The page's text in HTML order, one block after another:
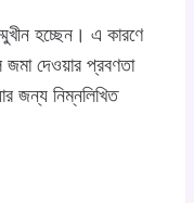
হচ্ছেন। এ কারণে
জমা দেওয়ার প্রবণতা
জন্য নিম্নলিখিত